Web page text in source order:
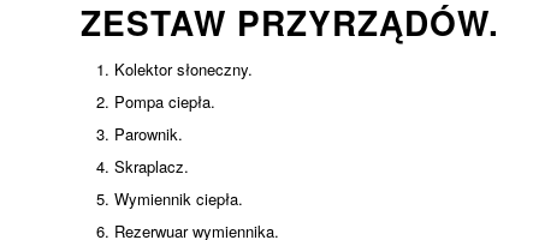
ZESTAW PRZYRZĄDÓW.
Kolektor słoneczny.
Pompa ciepła.
Parownik.
Skraplacz.
Wymiennik ciepła.
Rezerwuar wymiennika.